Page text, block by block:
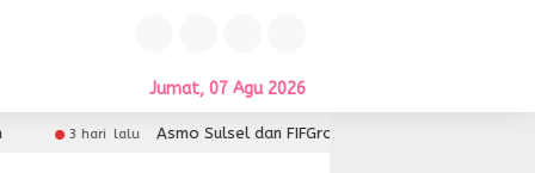
Jumat, 07 Agu 2026
lalu Asmo Sulsel dan FIFGroup Kolaborasi Hadirkan Service Gratis,